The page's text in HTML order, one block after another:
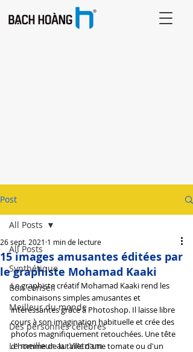
Post
All Posts
Synthétique
Bon conseil
Meilleur du monde
Des personnes célèbres
Le meilleur au Vietnam
All Posts
15 images amusantes éditées par
le graphiste Mohamad Kaaki
26 sept. 2021 1 min de lecture
Le graphiste créatif Mohamad Kaaki rend les
combinaisons simples amusantes et
intéressantes grâce à Photoshop. Il laisse libre
cours à son imagination habituelle et crée des
photos magnifiquement retouchées. Une tête
d'homme de la taille d'une tomate ou d'un